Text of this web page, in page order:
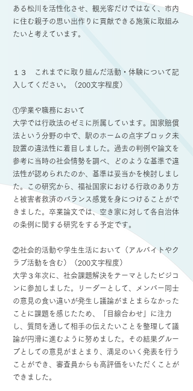
ある松川を活性化させ、観光客だけではなく、市内
に住む親子の思い出作りに貢献できる施策に取組み
たいと考えています。
１３ これまでに取り組んだ活動・体験について記
入してください。（200文字程度）
①学業や職務において
大学では行政法のゼミに所属しています。国家賠償
法という分野の中で、駅のホームの点字ブロック未
設置の違法性に着目しました。過去の判例や論文を
参考に当時の社会情勢を調べ、どのような基準で違
法性が認められたのか、基準は妥当かを検討しまし
た。この研究から、福祉国家における行政のあり方
と被害者救済のバランス感覚を身につけることがで
きました。卒業論文では、空き家に対して各自治体
の条例に関する研究をする予定です。
②社会的活動や学生生活において（アルバイトやク
ラブ活動を含む）（200文字程度）
大学３年次に、社会課題解決をテーマとしたビジコ
ンに参加しました。リーダーとして、メンバー同士
の意見の食い違いが発生し議論がまとまらなかった
ことに課題を感じたため、「目線合わせ」に注力
し、質問を通して相手の伝えたいことを整理して議
論が円滑に進むように努めました。その結果グルー
プとしての意見がまとまり、満足のいく発表を行う
ことができ、審査員からも高評価をいただくことが
できました。